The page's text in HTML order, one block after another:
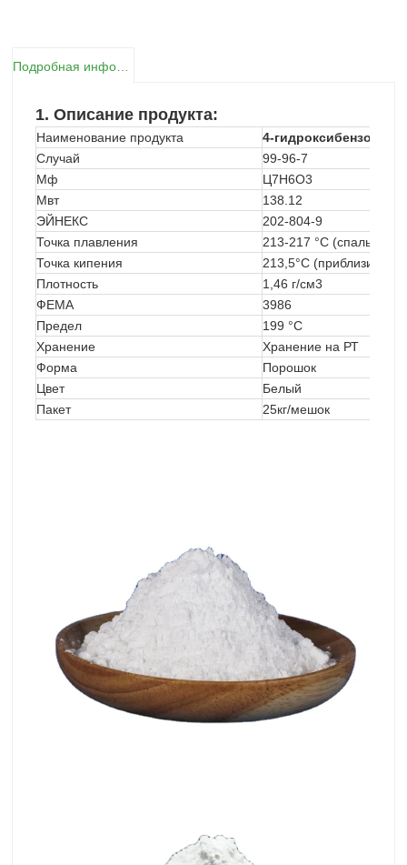
1. Описание продукта:
Наименование продукта
4-гидроксибензойная
Случай
99-96-7
Мф
Ц7Н6О3
Мвт
138.12
ЭЙНЕКС
202-804-9
Точка плавления
213-217 °C (спальное
Точка кипения
213,5°C
Плотность
1,46 г/см3
ФЕМА
3986
Предел
199 °С
Хранение
Хранение на РТ
Форма
Порошок
Цвет
Белый
Пакет
25кг/мешок